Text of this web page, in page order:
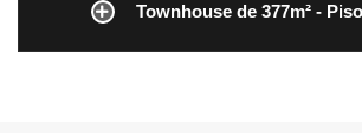
Townhouse de 377m² -